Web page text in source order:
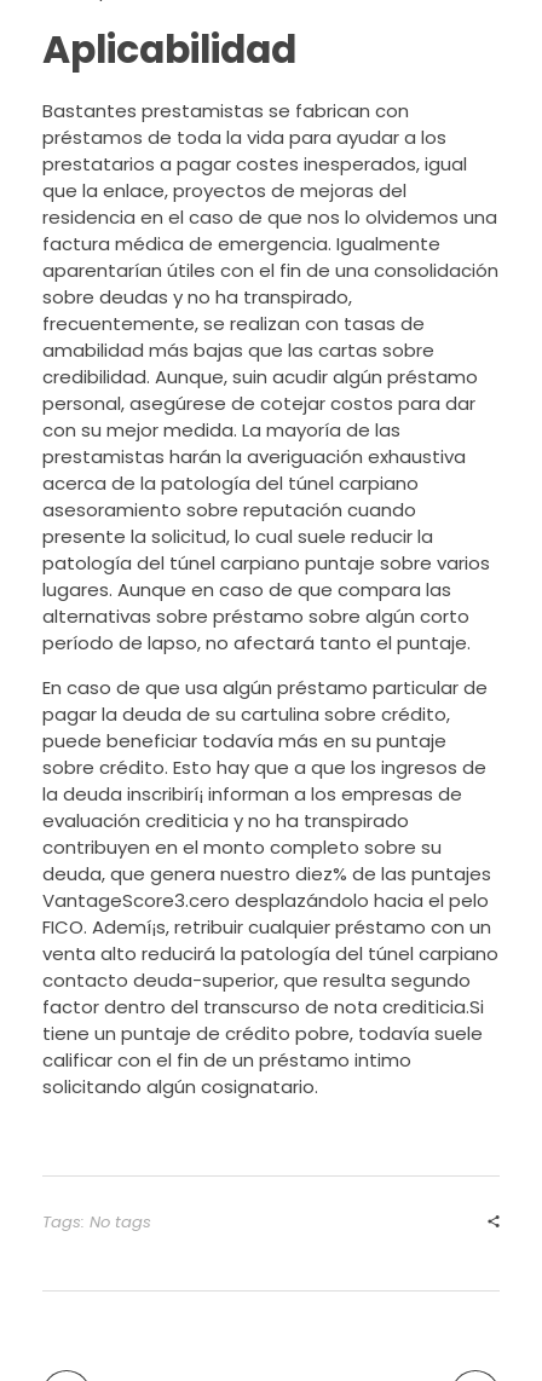
Aplicabilidad
Bastantes prestamistas se fabrican con
préstamos de toda la vida para ayudar a los
prestatarios a pagar costes inesperados, igual
que la enlace, proyectos de mejoras del
residencia en el caso de que nos lo olvidemos una
factura médica de emergencia. Igualmente
aparentarían útiles con el fin de una consolidación
sobre deudas y no ha transpirado,
frecuentemente, se realizan con tasas de
amabilidad más bajas que las cartas sobre
credibilidad. Aunque, suin acudir algún préstamo
personal, asegúrese de cotejar costos para dar
con su mejor medida. La mayoría de las
prestamistas harán la averiguación exhaustiva
acerca de la patologí­a del túnel carpiano
asesoramiento sobre reputación cuando
presente la solicitud, lo cual suele reducir la
patologí­a del túnel carpiano puntaje sobre varios
lugares. Aunque en caso de que compara las
alternativas sobre préstamo sobre algún corto
período de lapso, no afectará tanto el puntaje.
En caso de que usa algún préstamo particular de
pagar la deuda de su cartulina sobre crédito,
puede beneficiar todavía más en su puntaje
sobre crédito. Esto hay que a que los ingresos de
la deuda inscribirí¡ informan a los empresas de
evaluación crediticia y no ha transpirado
contribuyen en el monto completo sobre su
deuda, que genera nuestro diez% de las puntajes
VantageScore3.cero desplazándolo hacia el pelo
FICO. Ademí¡s, retribuir cualquier préstamo con un
venta alto reducirá la patologí­a del túnel carpiano
contacto deuda-superior, que resulta segundo
factor dentro del transcurso de nota crediticia.Si
tiene un puntaje de crédito pobre, todavía suele
calificar con el fin de un préstamo intimo
solicitando algún cosignatario.
Tags: No tags